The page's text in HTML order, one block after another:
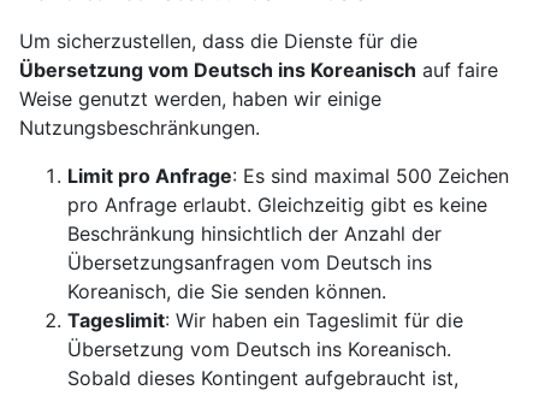
Um sicherzustellen, dass die Dienste für die
Übersetzung vom Deutsch ins Koreanisch auf faire
Weise genutzt werden, haben wir einige
Nutzungsbeschränkungen.
Limit pro Anfrage: Es sind maximal 500 Zeichen
pro Anfrage erlaubt. Gleichzeitig gibt es keine
Beschränkung hinsichtlich der Anzahl der
Übersetzungsanfragen vom Deutsch ins
Koreanisch, die Sie senden können.
Tageslimit: Wir haben ein Tageslimit für die
Übersetzung vom Deutsch ins Koreanisch.
Sobald dieses Kontingent aufgebraucht ist,